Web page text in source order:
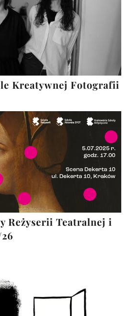
Kreatywnej Fotografii
Reżyserii Teatralnej i